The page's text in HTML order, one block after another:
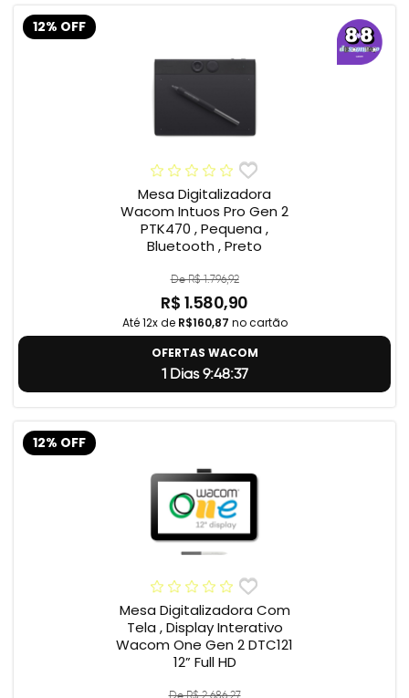
12% OFF
Mesa Digitalizadora
Wacom Intuos Pro Gen 2
PTK470 , Pequena ,
Bluetooth , Preto
De R$ 1.796,92
R$ 1.580,90
Até 12x de R$160,87 no cartão
OFERTAS WACOM
1 Dias 9:48:36
12% OFF
Mesa Digitalizadora Com
Tela , Display Interativo
Wacom One Gen 2 DTC121
12” Full HD
De R$ 2.686,27